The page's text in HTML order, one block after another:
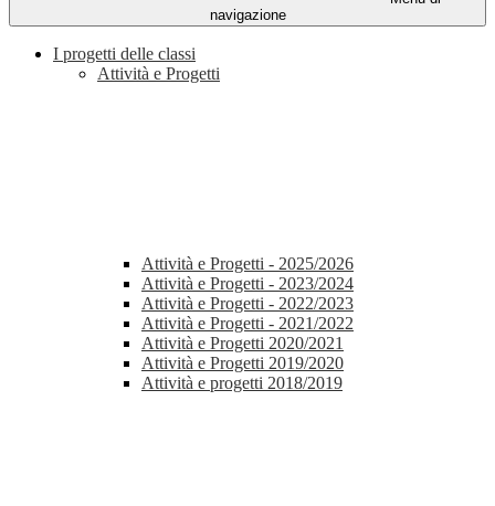
navigazione
I progetti delle classi
Attività e Progetti
Attività e Progetti - 2025/2026
Attività e Progetti - 2023/2024
Attività e Progetti - 2022/2023
Attività e Progetti - 2021/2022
Attività e Progetti 2020/2021
Attività e Progetti 2019/2020
Attività e progetti 2018/2019